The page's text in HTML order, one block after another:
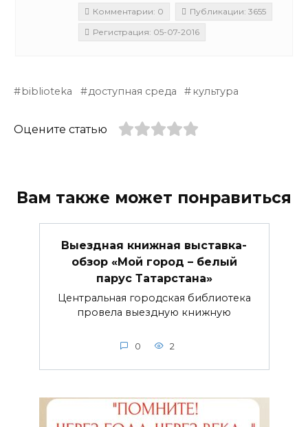
Комментарии: 0
Публикации: 3655
Регистрация: 05-07-2016
biblioteka доступная среда культура
Оцените статью
Вам также может понравиться
Выездная книжная выставка-
обзор «Мой город – белый
парус Татарстана»
Центральная городская библиотека
провела выездную книжную
0 2